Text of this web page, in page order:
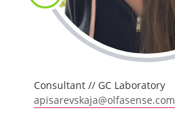
Consultant // GC Laboratory
apisarevskaja@olfasense.com